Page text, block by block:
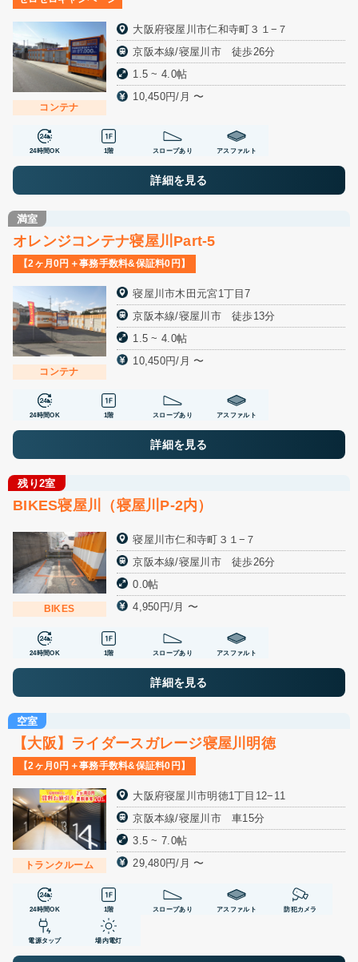
コンテナ
大阪府寝屋川市仁和寺町３１−７
京阪本線/寝屋川市 徒歩26分
1.5 ~ 4.0帖
10,450円/月 〜
24時間OK 1階 スロープあり アスファルト
詳細を見る
満室
オレンジコンテナ寝屋川Part-5
【2ヶ月0円＋事務手数料&保証料0円】
コンテナ
寝屋川市木田元宮1丁目7
京阪本線/寝屋川市 徒歩13分
1.5 ~ 4.0帖
10,450円/月 〜
24時間OK 1階 スロープあり アスファルト
詳細を見る
残り2室
BIKES寝屋川（寝屋川P-2内）
BIKES
寝屋川市仁和寺町３１−７
京阪本線/寝屋川市 徒歩26分
0.0帖
4,950円/月 〜
24時間OK 1階 スロープあり アスファルト
詳細を見る
空室
【大阪】ライダースガレージ寝屋川明徳
【2ヶ月0円＋事務手数料&保証料0円】
トランクルーム
大阪府寝屋川市明徳1丁目12−11
京阪本線/寝屋川市 車15分
3.5 ~ 7.0帖
29,480円/月 〜
24時間OK 1階 スロープあり アスファルト 防犯カメラ
電源タップ 場内電灯